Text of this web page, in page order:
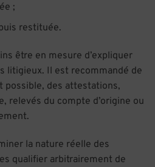
;
restituée.
être en mesure d’expliquer
litigieux. Il est recommandé de
possible, des attestations,
relevés du compte d’origine ou
la nature réelle des
qualifier arbitrairement de